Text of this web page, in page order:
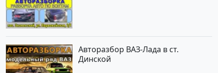
Авторазбор ВАЗ-Лада в ст.
Динской